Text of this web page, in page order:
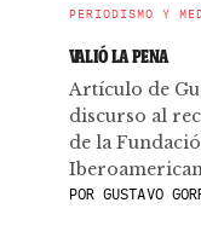
PERIODISMO Y
VALIÓ LA PENA
Artículo de
discurso al
de la
POR GUSTAVO